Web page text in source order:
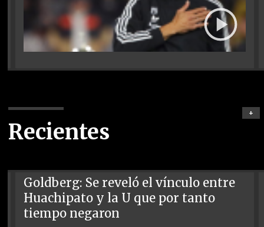
Recientes
+
Goldberg: Se reveló el vínculo entre
Huachipato y la U que por tanto
tiempo negaron